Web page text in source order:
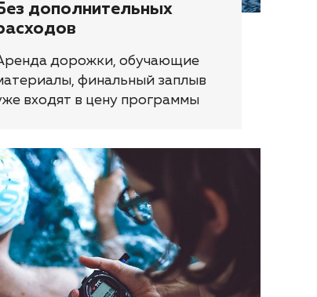
дополнительных
дорожки, обучающие
финальный заплыв
входят в цену программы